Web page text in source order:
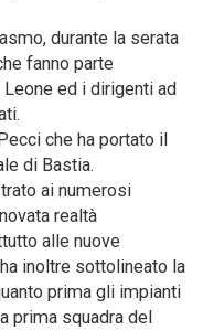
durante la serata
fanno parte
Leone ed i dirigenti ad
che ha portato il
di Bastia.
ai numerosi
realtà
alle nuove
inoltre sottolineato la
prima gli impianti
prima squadra del